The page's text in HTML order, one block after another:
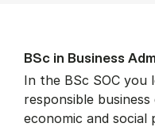
BSc in Busi­ness
In the BSc SOC you
responsible
economic and social